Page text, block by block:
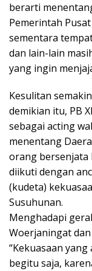
berarti
Pemerintah
sementara
dan lain-lain
yang ingin
Kesulitan
demikian itu, PB
sebagai acting
menentang
orang bersenjata
diikuti dengan
(kudeta)
Susuhunan.
Menghadapi
Woerjaningat dan
“Kekuasaan
begitu saja,